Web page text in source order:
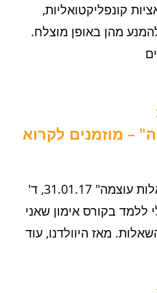
קונפליקטואליות,
מהן באופן מוצלח.
– מוזמנים לקרוא
ניוזלטר מספר 2 "שאילת שאלות עוצמה" 31.01.17, ד'
בקורס אימון שאני
מאז היוולדנו, עוד